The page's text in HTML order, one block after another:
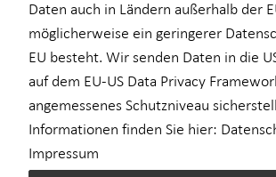
Daten auch in Ländern außerhalb der
möglicherweise ein geringerer
EU besteht. Wir senden Daten in die
auf dem EU-US Data Privacy
angemessenes Schutzniveau
Informationen finden Sie hier:
Impressum